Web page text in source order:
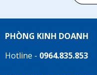
PHÒNG KINH DOANH
Hotline - 0964.835.853